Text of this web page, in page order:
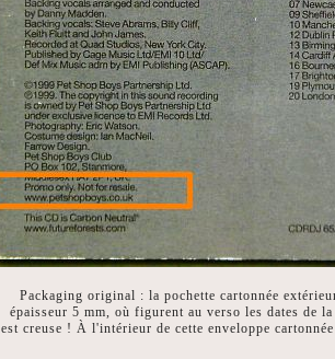
Packaging original : la pochette cartonnée
épaisseur 5 mm, où figurent au verso les dates de
est creuse ! À l'intérieur de cette enveloppe